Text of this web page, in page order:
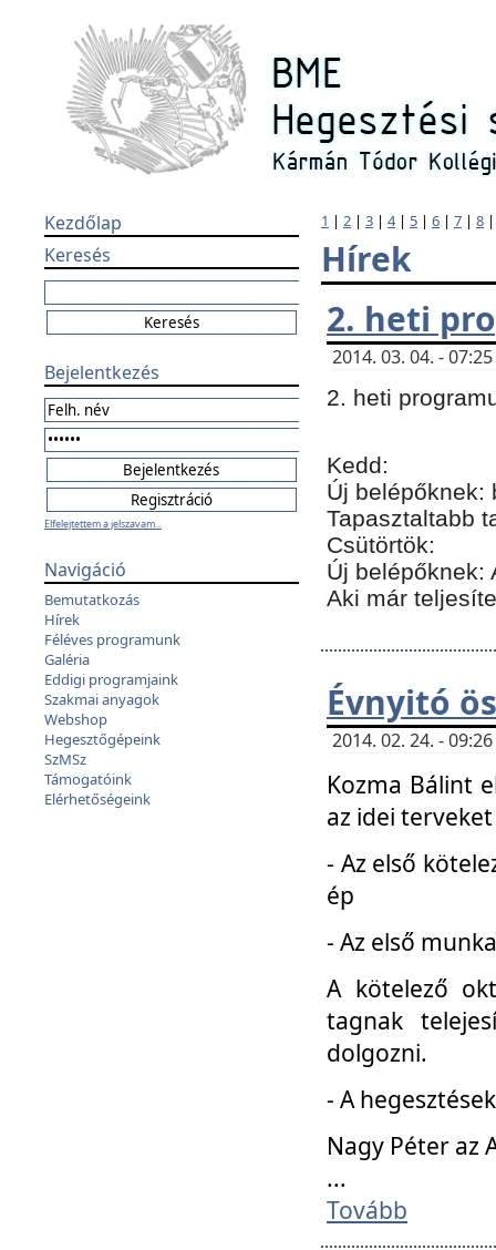
Kezdőlap
Keresés
Bejelentkezés
Elfelejtettem a jelszavam...
Navigáció
Bemutatkozás
Hírek
Féléves programunk
Galéria
Eddigi programjaink
Szakmai anyagok
Webshop
Hegesztőgépeink
SzMSz
Támogatóink
Elérhetőségeink
1 | 2 | 3 | 4| 5 | 6 | 7 | 8
Hírek
2. heti
2014. 03. 04. -
2. heti
Kedd:
Új belépőknek:
Tapasztaltabb
Csütörtök:
Új belépőknek:
Aki már
Évnyitó
2014. 02. 24. -
Kozma Bálint
az idei
- Az első
ép
- Az első
A kötelező
tagnak
dolgozni.
- A
Nagy Péter az
...
Tovább